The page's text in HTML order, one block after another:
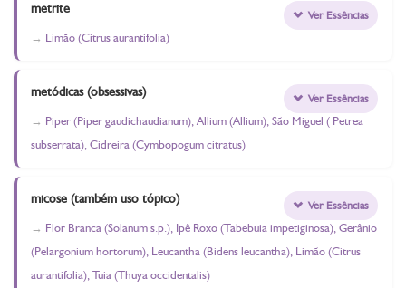
metrite
Limão (Citrus aurantifolia)
Ver Essências
metódicas (obsessivas)
Piper (Piper gaudichaudianum), Allium (Allium), São Miguel ( Petrea
subserrata), Cidreira (Cymbopogum citratus)
Ver Essências
micose (também uso tópico)
Flor Branca (Solanum s.p.), Ipê Roxo (Tabebuia impetiginosa), Gerânio
(Pelargonium hortorum), Leucantha (Bidens leucantha), Limão (Citrus
aurantifolia), Tuia (Thuya occidentalis)
Ver Essências